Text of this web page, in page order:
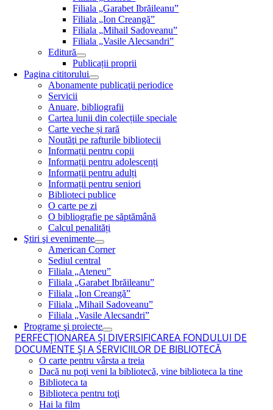
Filiala „Garabet Ibrăileanu”
Filiala „Ion Creangă”
Filiala „Mihail Sadoveanu”
Filiala „Vasile Alecsandri”
Editură
Publicații proprii
Pagina cititorului
Abonamente publicaţii periodice
Servicii
Anuare, bibliografii
Cartea lunii din colecțiile speciale
Carte veche și rară
Noutăţi pe rafturile bibliotecii
Informații pentru copii
Informații pentru adolescenți
Informații pentru adulți
Informații pentru seniori
Biblioteci publice
O carte pe zi
O bibliografie pe săptămână
Calcul penalități
Ştiri şi evenimente
American Corner
Sediul central
Filiala „Ateneu”
Filiala „Garabet Ibrăileanu”
Filiala „Ion Creangă”
Filiala „Mihail Sadoveanu”
Filiala „Vasile Alecsandri”
Programe şi proiecte
PERFECŢIONAREA ŞI DIVERSIFICAREA FONDULUI DE
DOCUMENTE ŞI A SERVICIILOR DE BIBLIOTECĂ
O carte pentru vârsta a treia
Dacă nu poţi veni la bibliotecă, vine biblioteca la tine
Biblioteca ta
Biblioteca pentru toţi
Hai la film